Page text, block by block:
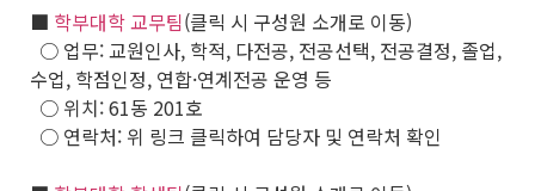
■ 학부대학 교무팀(클릭 시 구성원 소개로 이동)
○ 업무: 교원인사, 학적, 다전공, 전공선택, 전공결정, 졸업,
수업, 학점인정, 연합·연계전공 운영 등
○ 위치: 61동 201호
○ 연락처: 위 링크 클릭하여 담당자 및 연락처 확인